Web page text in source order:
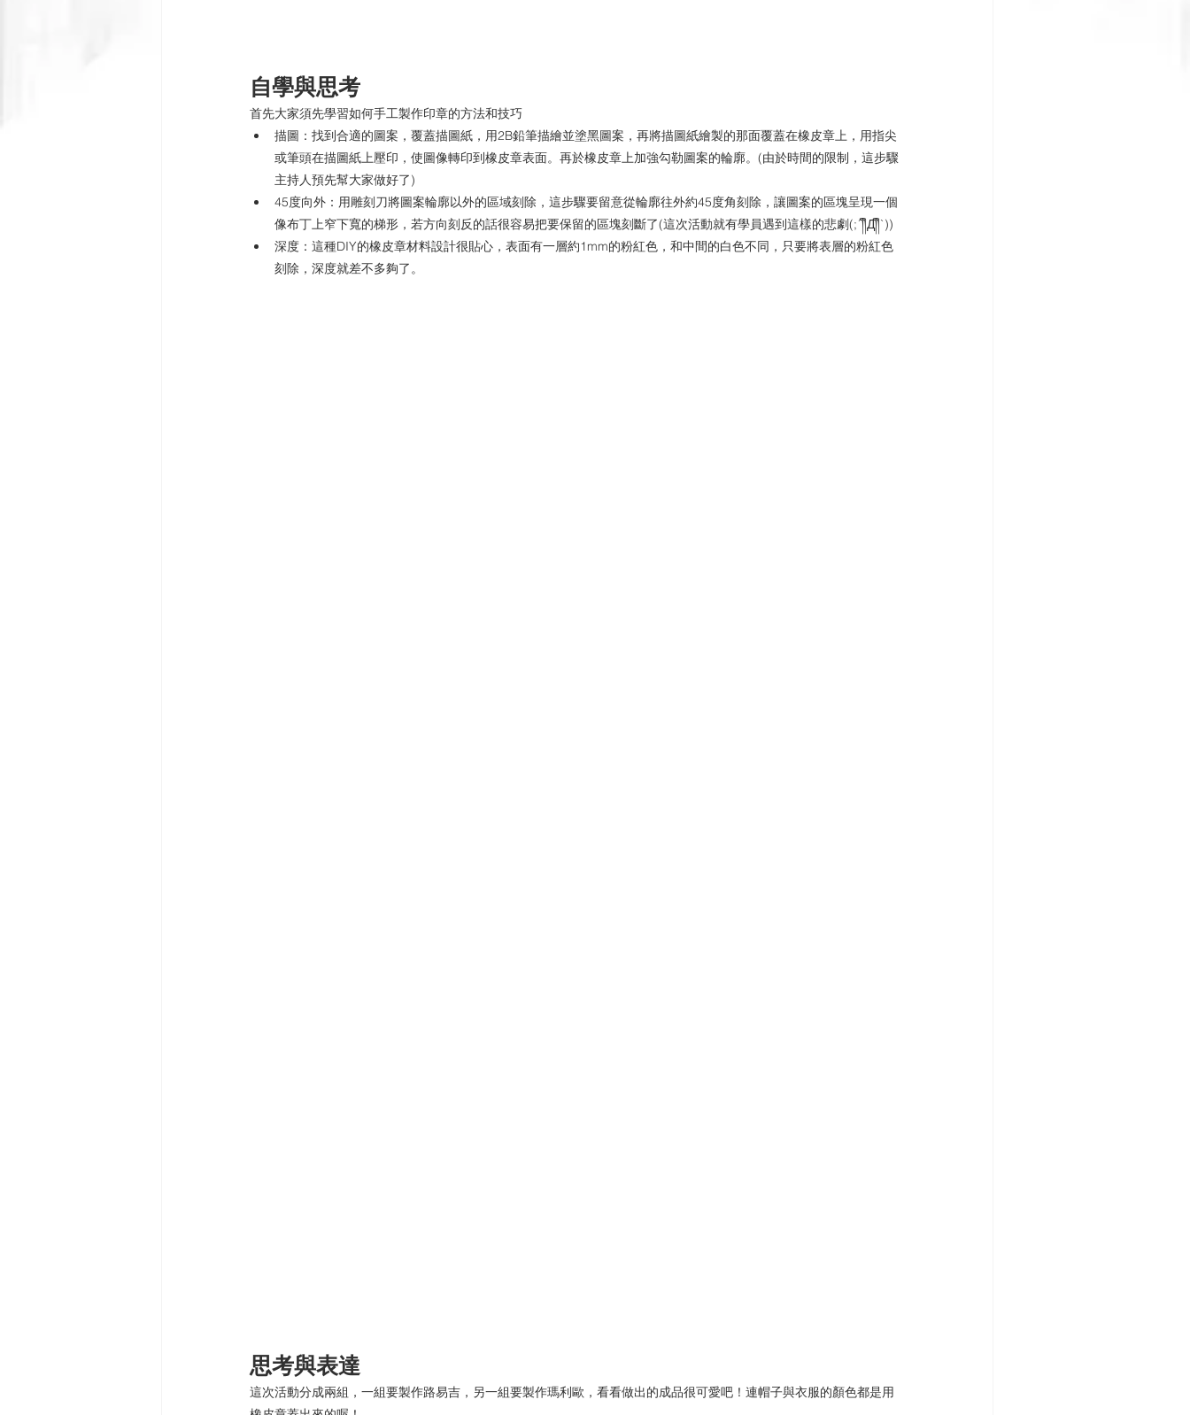
自學與思考
首先大家須先學習如何手工製作印章的方法和技巧
描圖：找到合適的圖案，覆蓋描圖紙，用2B鉛筆描繪並塗黑圖案，再將描圖紙繪製的那面覆蓋在橡皮章上，用指尖
或筆頭在描圖紙上壓印，使圖像轉印到橡皮章表面。再於橡皮章上加強勾勒圖案的輪廓。(由於時間的限制，這步驟
主持人預先幫大家做好了)
45度向外：用雕刻刀將圖案輪廓以外的區域刻除，這步驟要留意從輪廓往外約45度角刻除，讓圖案的區塊呈現一個
像布丁上窄下寬的梯形，若方向刻反的話很容易把要保留的區塊刻斷了(這次活動就有學員遇到這樣的悲劇(;´༎ຶД༎ຶ`))
深度：這種DIY的橡皮章材料設計很貼心，表面有一層約1mm的粉紅色，和中間的白色不同，只要將表層的粉紅色
刻除，深度就差不多夠了。
思考與表達
這次活動分成兩組，一組要製作路易吉，另一組要製作瑪利歐，看看做出的成品很可愛吧！連帽子與衣服的顏色都是用